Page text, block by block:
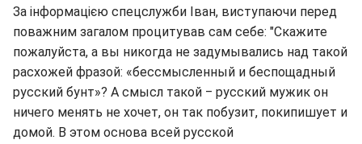
За інформацією спецслужби Іван, виступаючи перед
поважним загалом процитував сам себе: "Скажите
пожалуйста, а вы никогда не задумывались над такой
расхожей фразой: «бессмысленный и беспощадный
русский бунт»? А смысл такой ‒ русский мужик он
ничего менять не хочет, он так побузит, покипишует и
домой. В этом основа всей русской